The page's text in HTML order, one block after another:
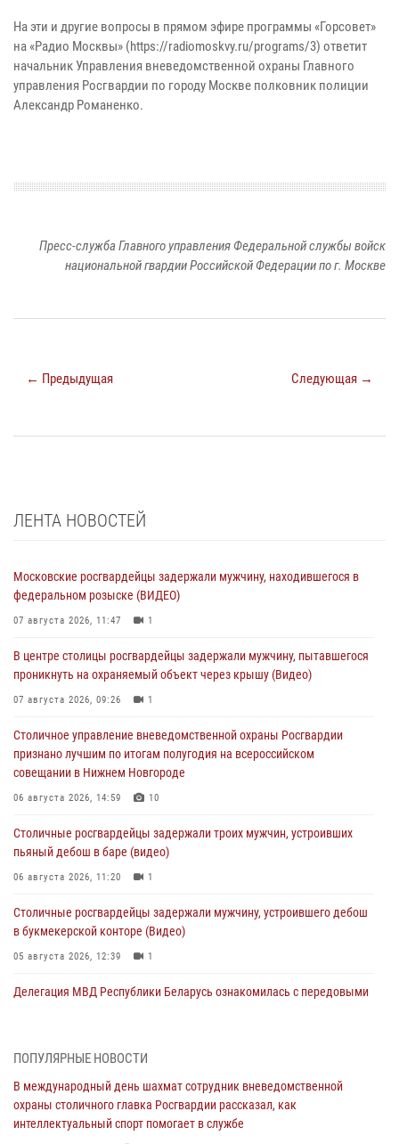
На эти и другие вопросы в прямом эфире программы «Горсовет»
на «Радио Москвы» (https://radiomoskvy.ru/programs/3) ответит
начальник Управления вневедомственной охраны Главного
управления Росгвардии по городу Москве полковник полиции
Александр Романенко.
Пресс-служба Главного управления Федеральной службы войск
национальной гвардии Российской Федерации по г. Москве
← Предыдущая Следующая →
ЛЕНТА НОВОСТЕЙ
Московские росгвардейцы задержали мужчину, находившегося в
федеральном розыске (ВИДЕО)
07 августа 2026, 11:47 1
В центре столицы росгвардейцы задержали мужчину, пытавшегося
проникнуть на охраняемый объект через крышу (Видео)
07 августа 2026, 09:26 1
Столичное управление вневедомственной охраны Росгвардии
признано лучшим по итогам полугодия на всероссийском
совещании в Нижнем Новгороде
06 августа 2026, 14:59 10
Столичные росгвардейцы задержали троих мужчин, устроивших
пьяный дебош в баре (видео)
06 августа 2026, 11:20 1
Столичные росгвардейцы задержали мужчину, устроившего дебош
в букмекерской конторе (Видео)
05 августа 2026, 12:39 1
Делегация МВД Республики Беларусь ознакомилась с передовыми
управления Росгвардии по городу Москве заняли первое место в
чемпионате столичного главка ведомства по самбо и боевому
самбо (ВИДЕО)
ПОПУЛЯРНЫЕ НОВОСТИ
В международный день шахмат сотрудник вневедомственной
охраны столичного главка Росгвардии рассказал, как
интеллектуальный спорт помогает в службе